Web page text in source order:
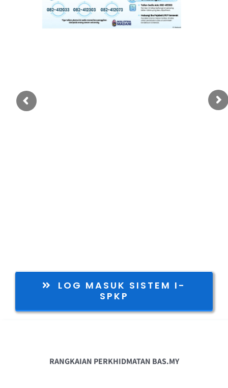
Perkhidmatan
Warga LPKP
LOG MASUK SISTEM I-
SPKP
RANGKAIAN PERKHIDMATAN BAS.MY